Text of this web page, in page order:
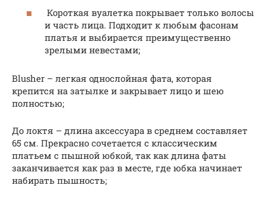
Короткая вуалетка покрывает только волосы
и часть лица. Подходит к любым фасонам
платья и выбирается преимущественно
зрелыми невестами;
Blusher – легкая однослойная фата, которая
крепится на затылке и закрывает лицо и шею
полностью;
До локтя – длина аксессуара в среднем составляет
65 см. Прекрасно сочетается с классическим
платьем с пышной юбкой, так как длина фаты
заканчивается как раз в месте, где юбка начинает
набирать пышность;